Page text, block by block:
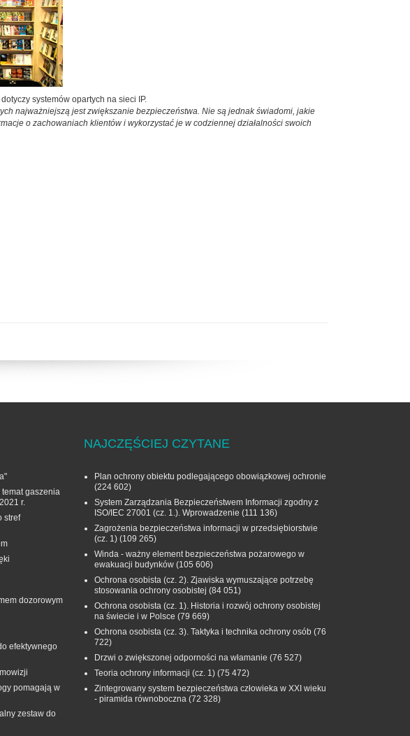
systemów opartych na sieci IP.
najważniejszą jest zwiększanie bezpieczeństwa. Nie są jednak świadomi, jakie
o zachowaniach klientów i wykorzystać je w codziennej działalności swoich
gaszenia
r.
stref
dozorowym
efektywnego
pomagają w
zestaw do
NAJCZĘŚCIEJ CZYTANE
Plan ochrony obiektu podlegającego obowiązkowej ochronie
(224 602)
System Zarządzania Bezpieczeństwem Informacji zgodny z
ISO/IEC 27001 (cz. 1.). Wprowadzenie (111 136)
Zagrożenia bezpieczeństwa informacji w przedsiębiorstwie
(cz. 1) (109 265)
Winda - ważny element bezpieczeństwa pożarowego w
ewakuacji budynków (105 606)
Ochrona osobista (cz. 2). Zjawiska wymuszające potrzebę
stosowania ochrony osobistej (84 051)
Ochrona osobista (cz. 1). Historia i rozwój ochrony osobistej
na świecie i w Polsce (79 669)
Ochrona osobista (cz. 3). Taktyka i technika ochrony osób (76
722)
Drzwi o zwiększonej odporności na włamanie (76 527)
Teoria ochrony informacji (cz. 1) (75 472)
Zintegrowany system bezpieczeństwa człowieka w XXI wieku
- piramida równoboczna (72 328)